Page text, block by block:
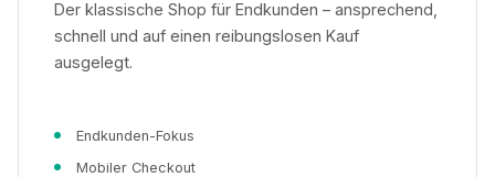
Der klassische Shop für Endkunden – ansprechend,
schnell und auf einen reibungslosen Kauf
ausgelegt.
Endkunden-Fokus
Mobiler Checkout